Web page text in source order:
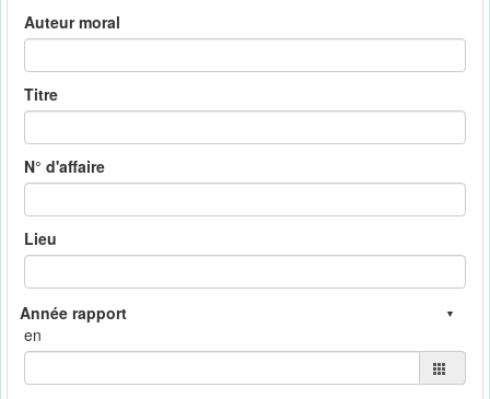
Auteur moral
Titre
N° d'affaire
Lieu
en